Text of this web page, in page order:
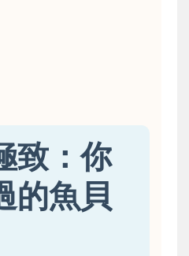
致：你
的魚貝